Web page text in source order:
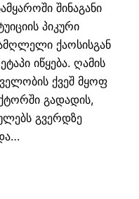
შინაგანი
პიკური
ქაოსისგან
იწყება. ღამის
ქვეშ მყოფ
გადადის,
გვერდზე